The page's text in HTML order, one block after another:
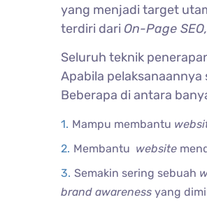
yang menjadi target
terdiri dari On-Page
Seluruh teknik
Apabila
Beberapa di antara
Mampu membantu
Membantu website
Semakin sering sebuah
brand awareness yang